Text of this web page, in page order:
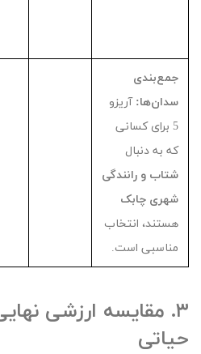
جمع‌بندی
سدان‌ها: آریزو
5 برای کسانی
که به دنبال
شتاب و رانندگی
شهری چابک
هستند، انتخاب
مناسبی است.
۳. مقایسه ارزشی
حیاتی